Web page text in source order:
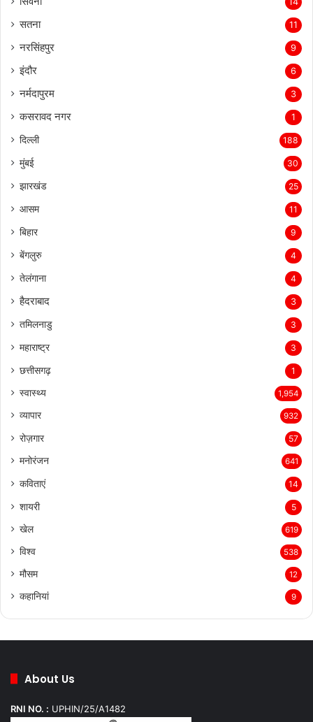
सतना 11
नरसिंहपुर 9
इंदौर 6
नर्मदापुरम 3
कसरावद नगर 1
दिल्ली 188
मुंबई 30
झारखंड 25
आसम 11
बिहार 9
बेंगलुरु 4
तेलंगाना 4
हैदराबाद 3
तमिलनाडु 3
महाराष्ट्र 3
छत्तीसगढ़ 1
स्वास्थ्य 1,954
व्यापार 932
रोज़गार 57
मनोरंजन 641
कविताएं 14
शायरी 5
खेल 619
विश्व 538
मौसम 12
कहानियां 9
About Us
RNI NO. : UPHIN/25/A1482